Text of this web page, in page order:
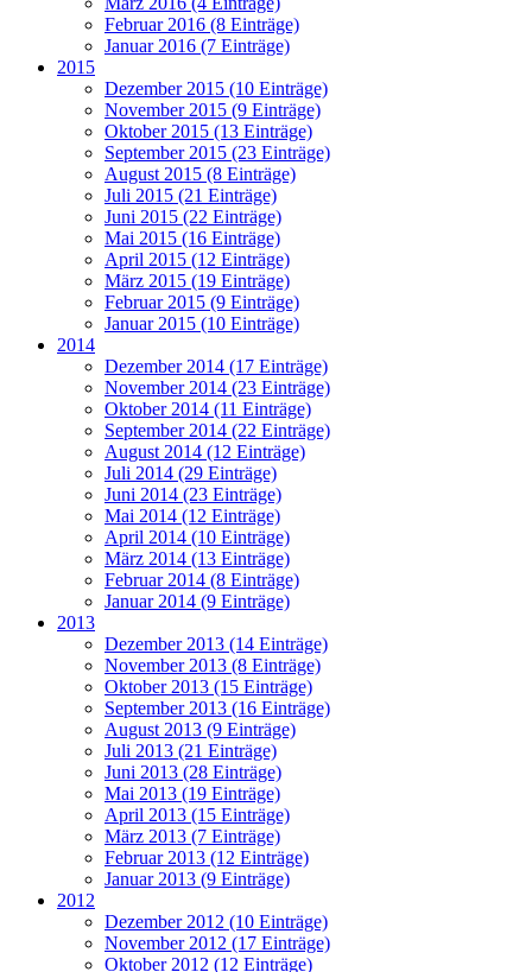
Februar 2016 (8 Einträge)
Januar 2016 (7 Einträge)
2015
Dezember 2015 (10 Einträge)
November 2015 (9 Einträge)
Oktober 2015 (13 Einträge)
September 2015 (23 Einträge)
August 2015 (8 Einträge)
Juli 2015 (21 Einträge)
Juni 2015 (22 Einträge)
Mai 2015 (16 Einträge)
April 2015 (12 Einträge)
März 2015 (19 Einträge)
Februar 2015 (9 Einträge)
Januar 2015 (10 Einträge)
2014
Dezember 2014 (17 Einträge)
November 2014 (23 Einträge)
Oktober 2014 (11 Einträge)
September 2014 (22 Einträge)
August 2014 (12 Einträge)
Juli 2014 (29 Einträge)
Juni 2014 (23 Einträge)
Mai 2014 (12 Einträge)
April 2014 (10 Einträge)
März 2014 (13 Einträge)
Februar 2014 (8 Einträge)
Januar 2014 (9 Einträge)
2013
Dezember 2013 (14 Einträge)
November 2013 (8 Einträge)
Oktober 2013 (15 Einträge)
September 2013 (16 Einträge)
August 2013 (9 Einträge)
Juli 2013 (21 Einträge)
Juni 2013 (28 Einträge)
Mai 2013 (19 Einträge)
April 2013 (15 Einträge)
März 2013 (7 Einträge)
Februar 2013 (12 Einträge)
Januar 2013 (9 Einträge)
2012
Dezember 2012 (10 Einträge)
November 2012 (17 Einträge)
Oktober 2012 (12 Einträge)